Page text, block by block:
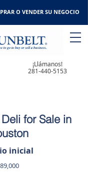
O VENDER SU NEGOCIO
¡Llámanos!
281-440-5153
for Sale in
inicial